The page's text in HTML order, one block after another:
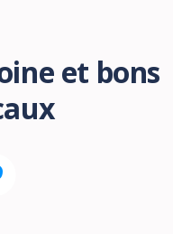
et bons